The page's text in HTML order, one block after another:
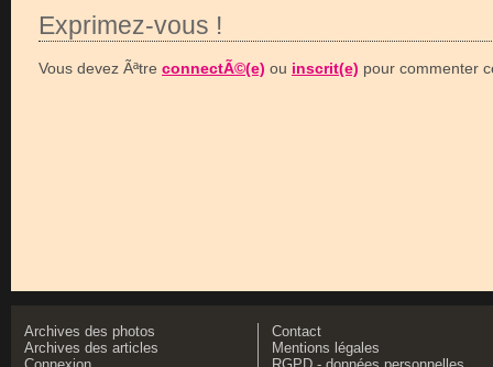
Exprimez-vous !
Vous devez Ãªtre connectÃ©(e) ou inscrit(e) pour commenter
Archives des photos
Archives des articles
Contact
Mentions légales